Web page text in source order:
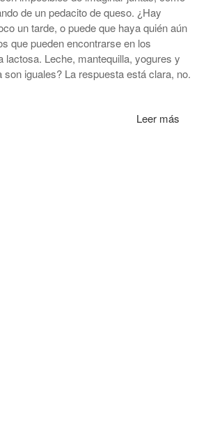
de un pedacito de queso. ¿Hay
un tarde, o puede que haya quién aún
que pueden encontrarse en los
Leche, mantequilla, yogures y
iguales? La respuesta está clara, no.
Leer más